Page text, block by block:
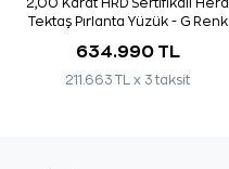
2,00 Karat HRD Sertifikalı Hera
Tektaş Pırlanta Yüzük - G Renk
634.990 TL
211.663 TL x 3 taksit